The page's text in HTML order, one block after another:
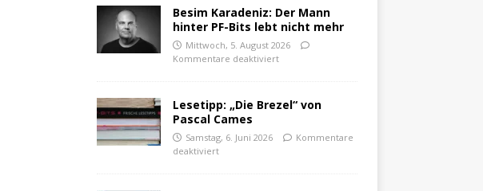
Besim Karadeniz: Der Mann
hinter PF-Bits lebt nicht mehr
Mittwoch, 5. August 2026
Kommentare deaktiviert
Lesetipp: „Die Brezel“ von
Pascal Cames
Samstag, 6. Juni 2026
Kommentare
deaktiviert